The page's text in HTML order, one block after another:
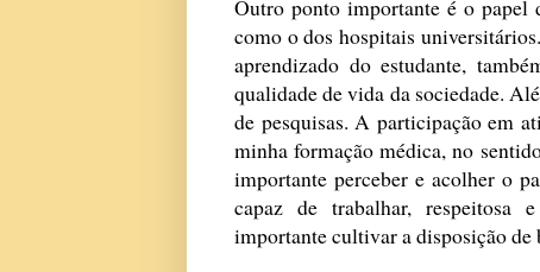
Outro ponto importante é o papel
como o dos hospitais
aprendizado do estudante,
qualidade de vida da sociedade.
de pesquisas. A participação em
minha formação médica, no
importante perceber e acolher o
capaz de trabalhar, respeitosa
importante cultivar a disposição de